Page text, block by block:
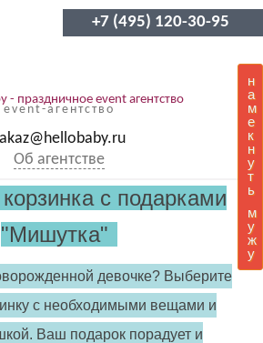
+7 (495) 120-30-95
event-агентство
Об агентстве
н
а
м
е
к
н
у
т
ь
м
у
ж
у
с подарками
"Мишутка"
девочке? Выберите
с необходимыми вещами и
Ваш подарок порадует и